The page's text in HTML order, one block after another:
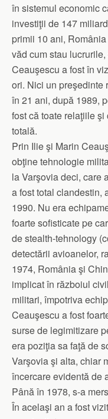
în sistemul economic
investiţii de 147
primii 10 ani,
văd cum stau
Ceauşescu a fost în
ori. Nici un preşedinte
în 21 ani, după 1989,
fost că toate relaţiile
totală.
Prin Ilie şi Marin
obţine tehnologie
la Varşovia deci, care
a fost total clandestin,
1990. Nu era
foarte sofisticate pe
de stealth-tehnology
detectării avioanelor,
1974, România şi
implicat în războiul
militari, împotriva
Ceauşescu a fost
surse de legimitizare
era poziţia sa faţă de
Varşovia şi alta, chiar
încercare evidentă de
Până în 1978, s-a
În acelaşi an a fost